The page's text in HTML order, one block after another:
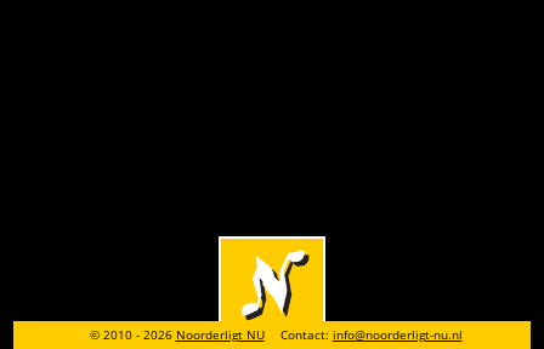
© 2010 - 2026 Noorderligt NU Contact: info@noorderligt-nu.nl